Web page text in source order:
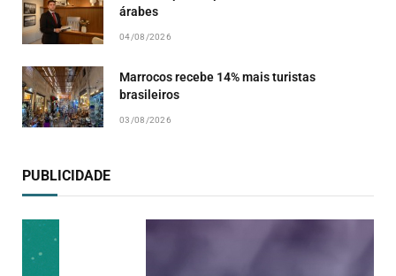
árabes
04/08/2026
Marrocos recebe 14% mais turistas
brasileiros
03/08/2026
PUBLICIDADE